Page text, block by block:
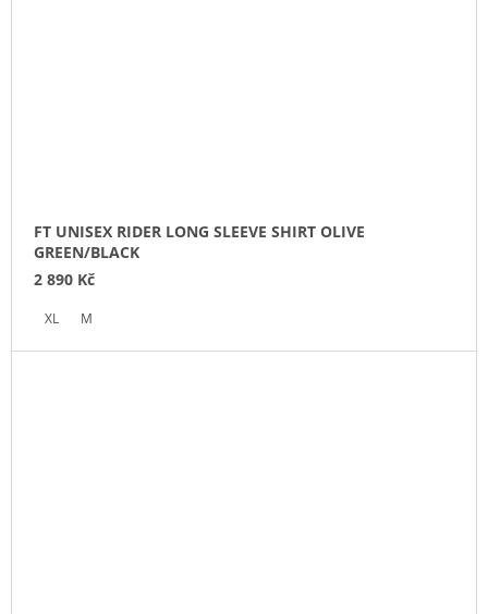
FT UNISEX RIDER LONG SLEEVE SHIRT OLIVE
GREEN/BLACK
2 890 Kč
XL M